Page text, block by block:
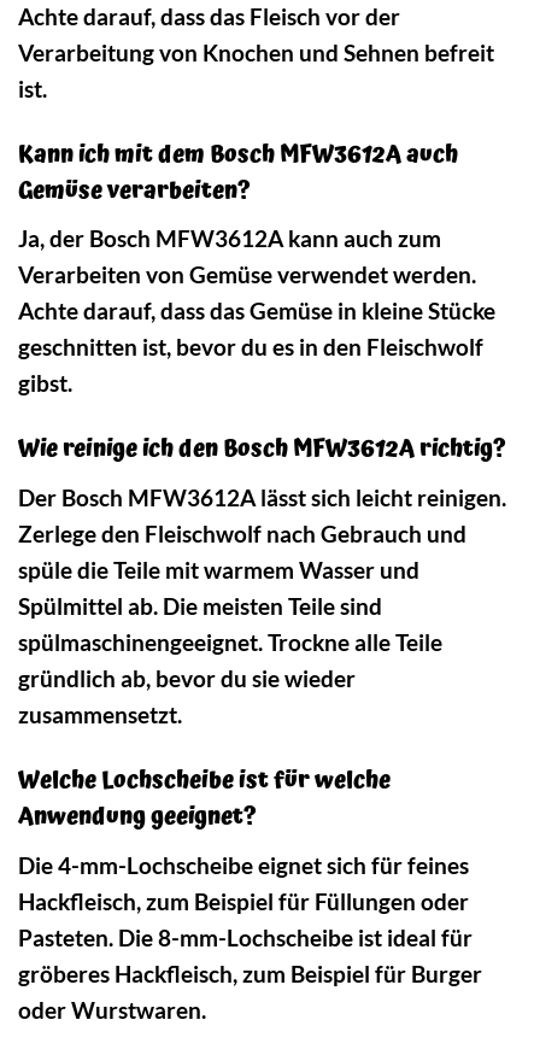
Achte darauf, dass das Fleisch vor der
Verarbeitung von Knochen und Sehnen befreit
ist.
Kann ich mit dem Bosch MFW3612A auch
Gemüse verarbeiten?
Ja, der Bosch MFW3612A kann auch zum
Verarbeiten von Gemüse verwendet werden.
Achte darauf, dass das Gemüse in kleine Stücke
geschnitten ist, bevor du es in den Fleischwolf
gibst.
Wie reinige ich den Bosch MFW3612A richtig?
Der Bosch MFW3612A lässt sich leicht reinigen.
Zerlege den Fleischwolf nach Gebrauch und
spüle die Teile mit warmem Wasser und
Spülmittel ab. Die meisten Teile sind
spülmaschinengeeignet. Trockne alle Teile
gründlich ab, bevor du sie wieder
zusammensetzt.
Welche Lochscheibe ist für welche
Anwendung geeignet?
Die 4-mm-Lochscheibe eignet sich für feines
Hackfleisch, zum Beispiel für Füllungen oder
Pasteten. Die 8-mm-Lochscheibe ist ideal für
gröberes Hackfleisch, zum Beispiel für Burger
oder Wurstwaren.